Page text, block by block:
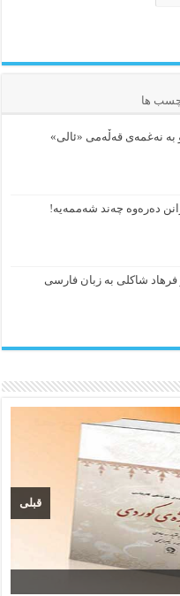
ها
نەغمەی قەڵەمی «ئالی»
دەرەوە چەند شەممەیە!
شاکلی به زبان فارسی
قبلی